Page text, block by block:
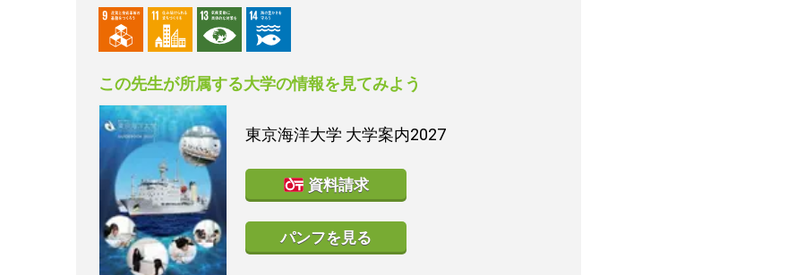
この先生が所属する大学の情報を見てみよう
東京海洋大学 大学案内2027
資料請求
パンフを見る